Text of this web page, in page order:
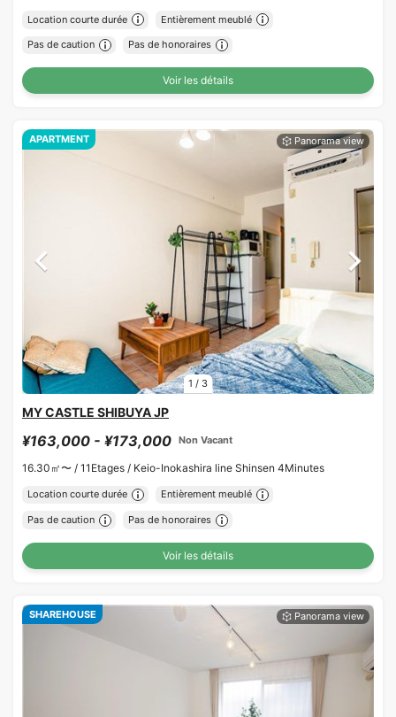
Location courte durée Entièrement meublé
Pas de caution Pas de honoraires
Voir les détails
1 / 3
APARTMENT
MY CASTLE SHIBUYA JP
¥163,000 - ¥173,000 Non Vacant
16.30㎡〜 / 11Etages / Keio-Inokashira line Shinsen 4Minutes
Location courte durée Entièrement meublé
Pas de caution Pas de honoraires
Voir les détails
SHAREHOUSE